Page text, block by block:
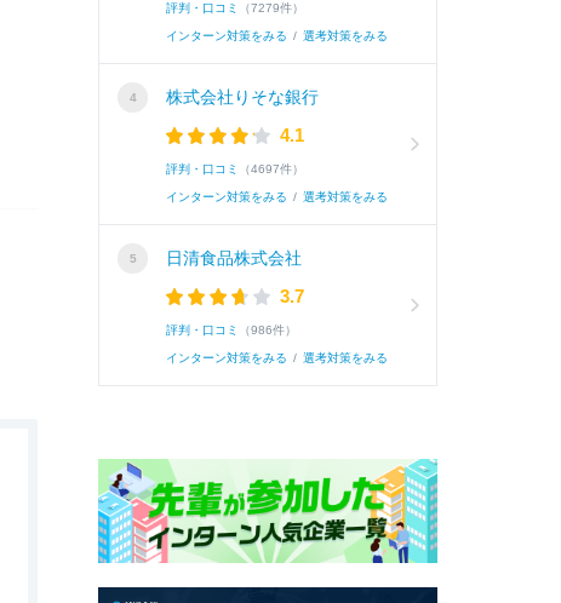
評判・口コミ （7279件）
インターン対策をみる / 選考対策をみる
株式会社りそな銀行
4.1
評判・口コミ （4697件）
インターン対策をみる / 選考対策をみる
日清食品株式会社
3.7
評判・口コミ （986件）
インターン対策をみる / 選考対策をみる